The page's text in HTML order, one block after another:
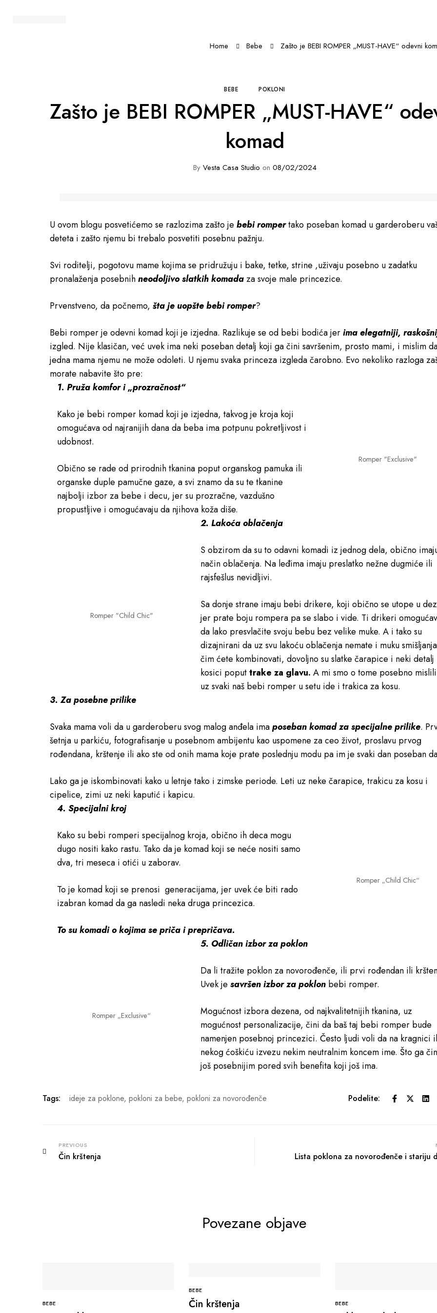
Home Bebe Zašto je BEBI ROMPER „MUST-HAVE“ odevni
BEBE POKLONI
Zašto je BEBI ROMPER „MUST-HAVE“
komad
ByVesta Casa Studio on 08/02/2024
U ovom blogu posvetićemo se razlozima zašto je bebi rompertako poseban komad u garderoberu
deteta i zašto njemu bi trebalo posvetiti posebnu pažnju.
Svi roditelji, pogotovu mame kojima se pridružuju i bake, tetke, strine ,uživaju posebno u zadatku
pronalaženja posebnihneodoljivo slatkih komadaza svoje male princezice.
Prvenstveno, da počnemo, šta je uopšte bebi romper?
Bebi romper je odevni komad koji je izjedna. Razlikuje se od bebi bodića jerima elegatniji,
izgled. Nije klasičan, već uvek ima neki poseban detalj koji ga čini savršenim, prosto mami, i mislim
jedna mama njemu ne može odoleti. U njemu svaka princeza izgleda čarobno. Evo nekoliko razloga
morate nabavite što pre:
1. Pruža komfor i „prozračnost“
Kako je bebi romper komad koji je izjedna, takvog je kroja koji
omogućava od najranijih dana da beba ima potpunu pokretljivost i
udobnost.
Obično se rade od prirodnih tkanina poput organskog pamuka ili
organske duple pamučne gaze, a svi znamo da su te tkanine
najbolji izbor za bebe i decu, jer su prozračne, vazdušno
propustljive i omogućavaju da njihova koža diše.
Romper "Exclusive"
Romper "Child Chic"
2. Lakoća oblačenja
S obzirom da su to odavni komadi iz jednog dela, obično
način oblačenja. Na leđima imaju preslatko nežne dugmiće ili
rajsfešlus nevidljivi.
Sa donje strane imaju bebi drikere, koji obično se utope u
jer prate boju rompera pa se slabo i vide. Ti drikeri
da lako presvlačite svoju bebu bez velike muke. A i tako su
dizajnirani da uz svu lakoću oblačenja nemate i muku
čim ćete kombinovati, dovoljno su slatke čarapice i neki detalj
kosici poputtrake za glavu. A mi smo o tome posebno
uz svaki naš bebi romper u setu ide i trakica za kosu.
3. Za posebne prilike
Svaka mama voli da u garderoberu svog malog anđela imaposeban komad za specijalne prilike.
šetnja u parkiću, fotografisanje u posebnom ambijentu kao uspomene za ceo život, proslavu prvog
rođendana, krštenje ili ako ste od onih mama koje prate poslednju modu pa im je svaki dan poseban
Lako ga je iskombinovati kako u letnje tako i zimske periode. Leti uz neke čarapice, trakicu za kosu i
cipelice, zimi uz neki kaputić i kapicu.
4. Specijalni kroj
Kako su bebi romperi specijalnog kroja, obično ih deca mogu
dugo nositi kako rastu. Tako da je komad koji se neće nositi samo
dva, tri meseca i otići u zaborav.
To je komad koji se prenosi generacijama, jer uvek će biti rado
izabran komad da ga nasledi neka druga princezica.
To su komadi o kojima se priča i prepričava.
Romper „Child Chic“
Romper „Exclusive“
5. Odličan izbor za poklon
Da li tražite poklon za novorođenče, ili prvi rođendan ili
Uvek je savršen izbor za poklon bebi romper.
Mogućnost izbora dezena, od najkvalitetnijih tkanina, uz
mogućnost personalizacije, čini da baš taj bebi romper bude
namenjen posebnoj princezici. Često ljudi voli da na kragnici
nekog ćoškiću izvezu nekim neutralnim koncem ime. Što ga
još posebnijim pored svih benefita koji još ima.
Tags: ideje za poklone, pokloni za bebe, pokloni za novorođenče Podelite:
PREVIOUS
Čin krštenja Lista poklona za novorođenče i stariju
Povezane objave
BEBE
BEBE
Čin krštenja BEBE